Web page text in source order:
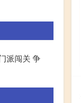
派闯关 争